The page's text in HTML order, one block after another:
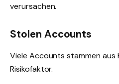
verursachen.
Stolen Accounts
Viele Accounts stammen aus
Risikofaktor.